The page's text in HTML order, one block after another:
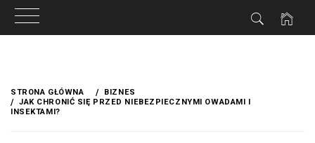
treści
STRONA GŁÓWNA
BIZNES
JAK CHRONIĆ SIĘ PRZED NIEBEZPIECZNYMI OWADAMI I
INSEKTAMI?